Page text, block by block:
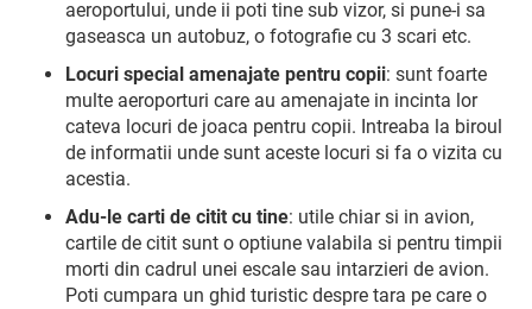
aeroportului, unde ii poti tine sub vizor, si pune-i sa
gaseasca un autobuz, o fotografie cu 3 scari etc.
Locuri special amenajate pentru copii: sunt foarte
multe aeroporturi care au amenajate in incinta lor
cateva locuri de joaca pentru copii. Intreaba la biroul
de informatii unde sunt aceste locuri si fa o vizita cu
acestia.
Adu-le carti de citit cu tine: utile chiar si in avion,
cartile de citit sunt o optiune valabila si pentru timpii
morti din cadrul unei escale sau intarzieri de avion.
Poti cumpara un ghid turistic despre tara pe care o